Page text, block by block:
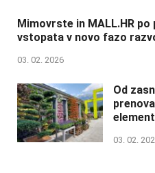
Mimovrste in MALL.HR
vstopata v novo fazo
03. 02. 2026
Od
03. 02.